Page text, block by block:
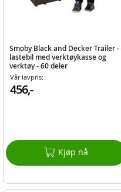
Smoby Black and Decker Trailer -
lastebil med verktøykasse og
verktøy - 60 deler
Vår lavpris:
456,-
Kjøp nå